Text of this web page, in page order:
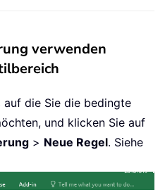
verwenden
auf die Sie die bedingte
und klicken Sie auf
> Neue Regel. Siehe